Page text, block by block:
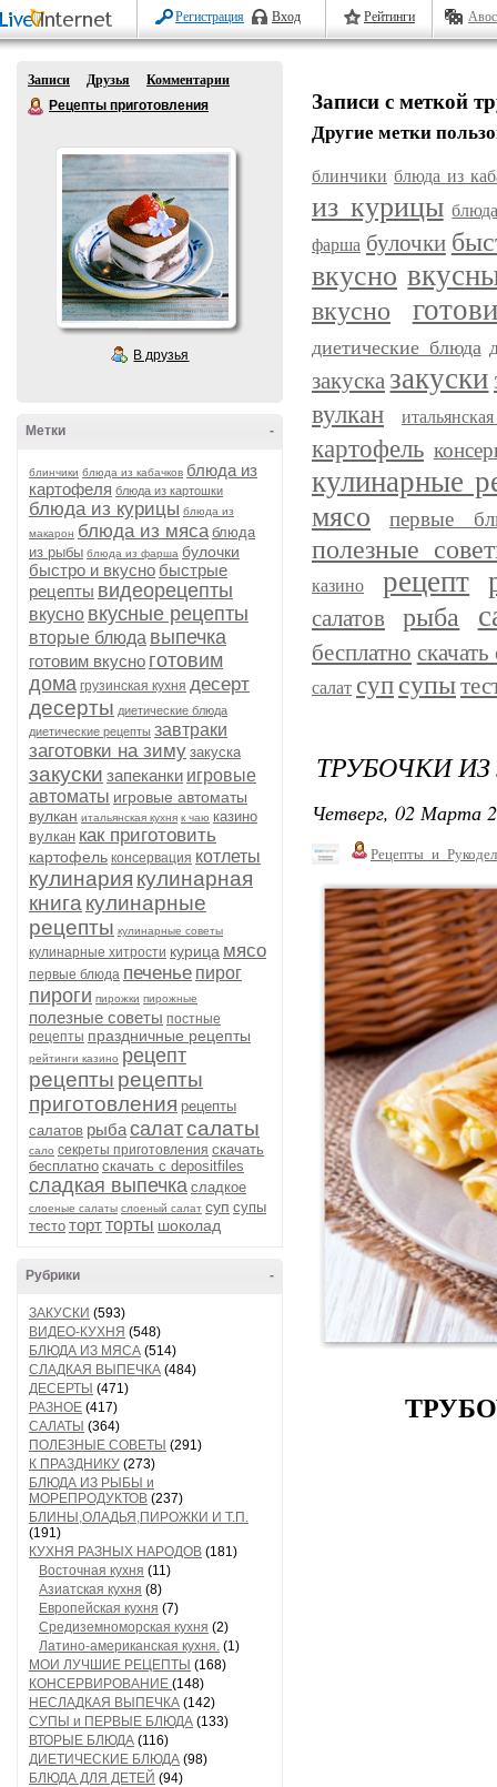
Регистрация Вход Рейтинги
Записи Друзья
Комментарии
Рецепты приготовления
В друзья
-
Метки
блинчики блюда из кабачков блюда из
картофеля блюда из картошки
блюда из курицы блюда из
макарон блюда из мяса блюда
из рыбы блюда из фарша булочки
быстро и вкусно быстрые
рецепты видеорецепты
вкусно вкусные рецепты
вторые блюда выпечка
готовим вкусно готовим
дома грузинская кухня десерт
десерты диетические блюда
диетические рецепты завтраки
заготовки на зиму закуска
закуски запеканки игровые
автоматы игровые автоматы
вулкан итальянская кухня к чаю казино
вулкан как приготовить
картофель консервация котлеты
кулинария кулинарная
книга кулинарные
рецепты кулинарные советы
кулинарные хитрости курица мясо
первые блюда печенье пирог
пироги пирожки пирожные
полезные советы постные
рецепты праздничные рецепты
рейтинги казино рецепт
рецепты рецепты
приготовления рецепты
салатов рыбасалатсалаты
сало секреты приготовления скачать
бесплатно скачать с depositfiles
сладкая выпечка сладкое
слоеные салаты слоеный салат суп супы
тесто тортторты шоколад
-
Рубрики
ЗАКУСКИ (593)
ВИДЕО-КУХНЯ (548)
БЛЮДА ИЗ МЯСА (514)
СЛАДКАЯ ВЫПЕЧКА (484)
ДЕСЕРТЫ (471)
РАЗНОЕ (417)
САЛАТЫ (364)
ПОЛЕЗНЫЕ СОВЕТЫ (291)
К ПРАЗДНИКУ (273)
БЛЮДА ИЗ РЫБЫ и
МОРЕПРОДУКТОВ (237)
БЛИНЫ,ОЛАДЬЯ,ПИРОЖКИ И Т.П.
(191)
КУХНЯ РАЗНЫХ НАРОДОВ (181)
Восточная кухня (11)
Азиатская кухня (8)
Европейская кухня (7)
Средиземноморская кухня (2)
Латино-американская кухня. (1)
МОИ ЛУЧШИЕ РЕЦЕПТЫ (168)
КОНСЕРВИРОВАНИЕ (148)
НЕСЛАДКАЯ ВЫПЕЧКА (142)
СУПЫ и ПЕРВЫЕ БЛЮДА (133)
ВТОРЫЕ БЛЮДА (116)
ДИЕТИЧЕСКИЕ БЛЮДА (98)
БЛЮДА ДЛЯ ДЕТЕЙ (94)
Записи с меткой
Другие метки
блинчики блюда из
из курицы
фарша булочки
вкусно
вкусно
диетические блюда
закусказакуски
вулкан
картофель
кулинарные
мясо
первые
полезные
казино рецепт
салатов рыба
бесплатно
салат суп супы
ТРУБОЧКИ
Четверг, 02 Марта